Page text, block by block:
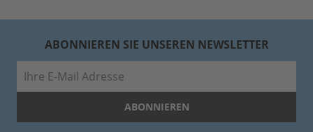
ABONNIEREN SIE UNSEREN NEWSLETTER
ABONNIEREN